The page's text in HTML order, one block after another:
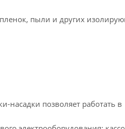
пыли и других
насадки позволяет работать в